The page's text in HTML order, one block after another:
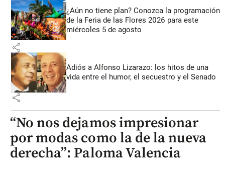
¿Aún no tiene plan? Conozca la programación
de la Feria de las Flores 2026 para este
miércoles 5 de agosto
share
Adiós a Alfonso Lizarazo: los hitos de una
vida entre el humor, el secuestro y el Senado
share
“No nos dejamos impresionar
por modas como la de la nueva
derecha”: Paloma Valencia